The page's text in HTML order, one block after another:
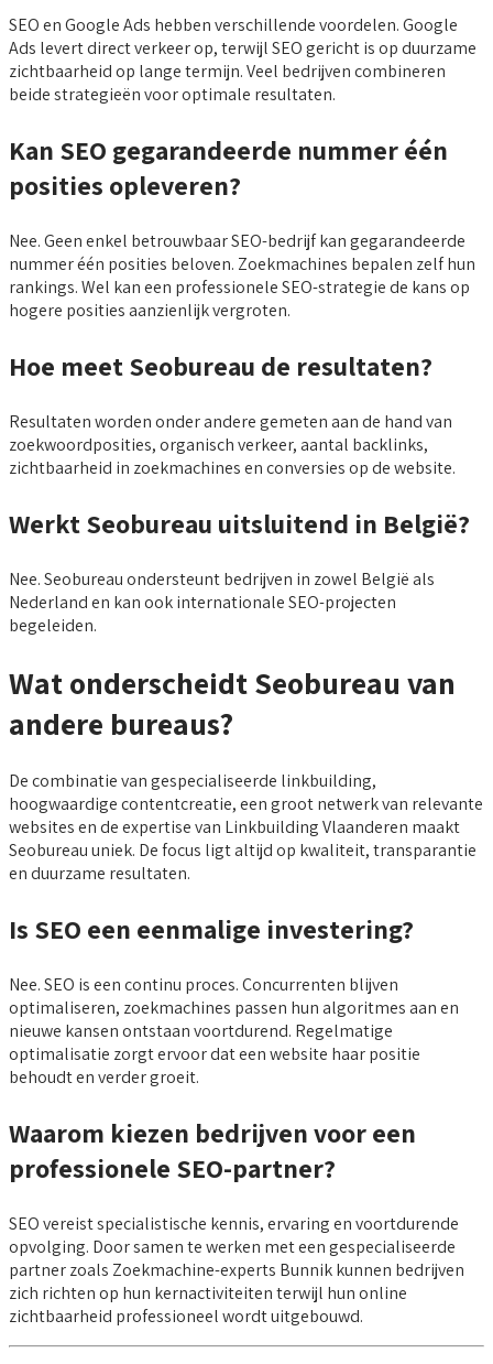
SEO en Google Ads hebben verschillende voordelen. Google
Ads levert direct verkeer op, terwijl SEO gericht is op duurzame
zichtbaarheid op lange termijn. Veel bedrijven combineren
beide strategieën voor optimale resultaten.
Kan SEO gegarandeerde nummer één
posities opleveren?
Nee. Geen enkel betrouwbaar SEO-bedrijf kan gegarandeerde
nummer één posities beloven. Zoekmachines bepalen zelf hun
rankings. Wel kan een professionele SEO-strategie de kans op
hogere posities aanzienlijk vergroten.
Hoe meet Seobureau de resultaten?
Resultaten worden onder andere gemeten aan de hand van
zoekwoordposities, organisch verkeer, aantal backlinks,
zichtbaarheid in zoekmachines en conversies op de website.
Werkt Seobureau uitsluitend in België?
Nee. Seobureau ondersteunt bedrijven in zowel België als
Nederland en kan ook internationale SEO-projecten
begeleiden.
Wat onderscheidt Seobureau van
andere bureaus?
De combinatie van gespecialiseerde linkbuilding,
hoogwaardige contentcreatie, een groot netwerk van relevante
websites en de expertise van Linkbuilding Vlaanderen maakt
Seobureau uniek. De focus ligt altijd op kwaliteit, transparantie
en duurzame resultaten.
Is SEO een eenmalige investering?
Nee. SEO is een continu proces. Concurrenten blijven
optimaliseren, zoekmachines passen hun algoritmes aan en
nieuwe kansen ontstaan voortdurend. Regelmatige
optimalisatie zorgt ervoor dat een website haar positie
behoudt en verder groeit.
Waarom kiezen bedrijven voor een
professionele SEO-partner?
SEO vereist specialistische kennis, ervaring en voortdurende
opvolging. Door samen te werken met een gespecialiseerde
partner zoals Zoekmachine-experts Bunnik kunnen bedrijven
zich richten op hun kernactiviteiten terwijl hun online
zichtbaarheid professioneel wordt uitgebouwd.